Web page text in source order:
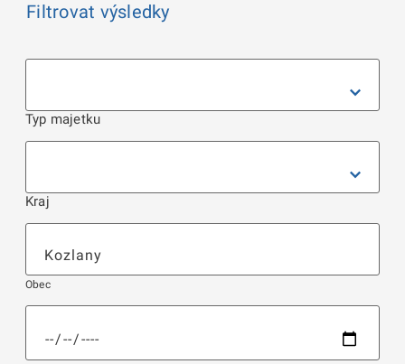
Filtrovat výsledky
Typ majetku
Kraj
Obec